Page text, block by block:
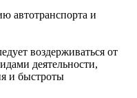
автотранспорта и
воздерживаться от
деятельности,
и быстроты